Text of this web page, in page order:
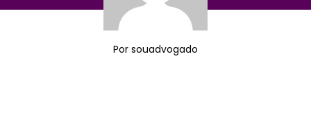
Por souadvogado